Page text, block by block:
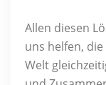
Allen diesen
uns helfen,
Welt